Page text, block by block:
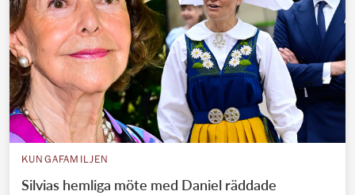
KUNGAFAMILJEN
Silvias hemliga möte med Daniel räddade